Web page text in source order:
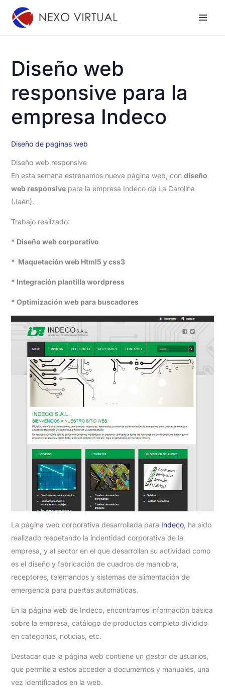
Diseño web
responsive para la
empresa Indeco
Diseño de paginas web
Diseño web responsive
En esta semana estrenamos nueva página web, con diseño
web responsivepara la empresa Indeco de La Carolina
(Jaén).
Trabajo realizado:
* Diseño web corporativo
* Maquetación web Html5 y css3
* Integración plantilla wordpress
* Optimización web para buscadores
La página web corporativa desarrollada para Indeco, ha sido
realizado respetando la indentidad corporativa de la
empresa, y al sector en el que desarrollan su actividad como
es el diseño y fabricación de cuadros de maniobra,
receptores, telemandos y sistemas de alimentación de
emergencia para puertas automáticas.
En la página web de Indeco, encontramos información básica
sobre la empresa, catálogo de productos completo dividido
en categorías, noticias, etc.
Destacar que la página web contiene un gestor de usuarios,
que permite a estos acceder a documentos y manuales, una
vez identificados en la web.